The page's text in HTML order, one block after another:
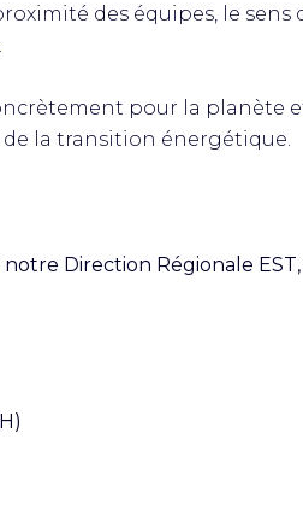
des équipes, le sens
pour la planète
de la transition énergétique.
Direction Régionale